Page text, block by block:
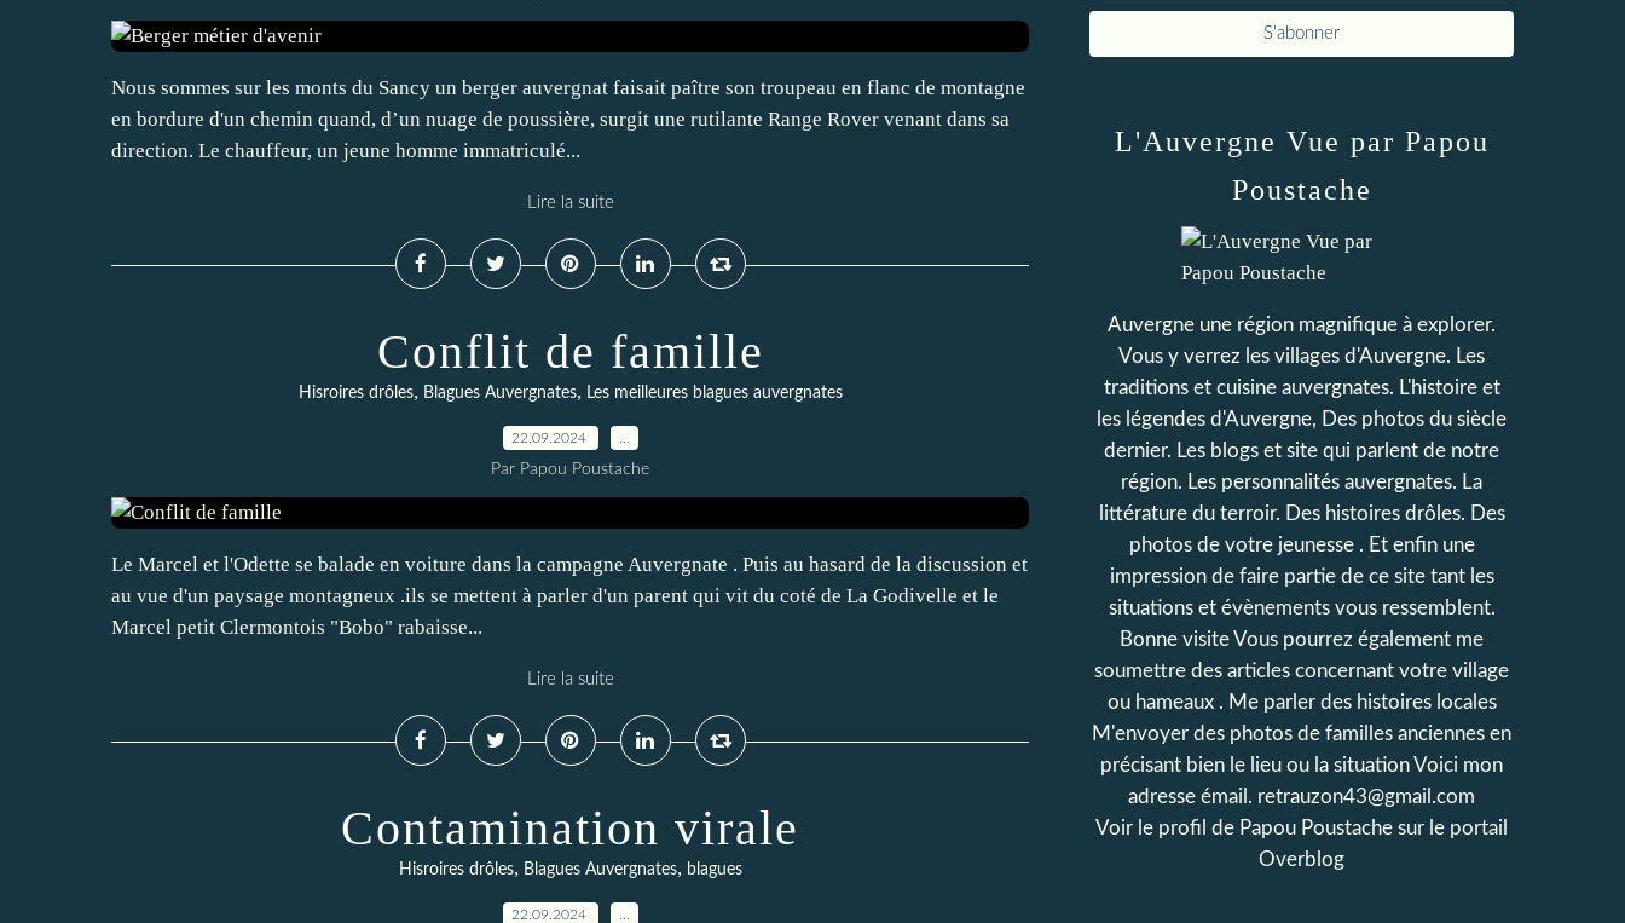
Nous sommes sur les monts du Sancy un berger auvergnat faisait paître son troupeau en flanc de montagne
en bordure d'un chemin quand, d’un nuage de poussière, surgit une rutilante Range Rover venant dans sa
direction. Le chauffeur, un jeune homme immatriculé...
Lire la suite
Conflit de famille
Hisroires drôles, Blagues Auvergnates, Les meilleures blagues auvergnates
22.09.2024
Par Papou Poustache
Le Marcel et l'Odette se balade en voiture dans la campagne Auvergnate . Puis au hasard de la discussion et
au vue d'un paysage montagneux .ils se mettent à parler d'un parent qui vit du coté de La Godivelle et le
Marcel petit Clermontois "Bobo" rabaisse...
Lire la suite
Contamination virale
Hisroires drôles, Blagues Auvergnates, blagues
22.09.2024
L'Auvergne Vue par Papou
Poustache
Auvergne une région magnifique à explorer.
Vous y verrez les villages d'Auvergne. Les
traditions et cuisine auvergnates. L'histoire et
les légendes d'Auvergne, Des photos du siècle
dernier. Les blogs et site qui parlent de notre
région. Les personnalités auvergnates. La
littérature du terroir. Des histoires drôles. Des
photos de votre jeunesse . Et enfin une
impression de faire partie de ce site tant les
situations et évènements vous ressemblent.
Bonne visite Vous pourrez également me
soumettre des articles concernant votre village
ou hameaux . Me parler des histoires locales
M'envoyer des photos de familles anciennes en
précisant bien le lieu ou la situation Voici mon
adresse émail. retrauzon43@gmail.com
Voir le profil de Papou Poustache sur le portail
Overblog